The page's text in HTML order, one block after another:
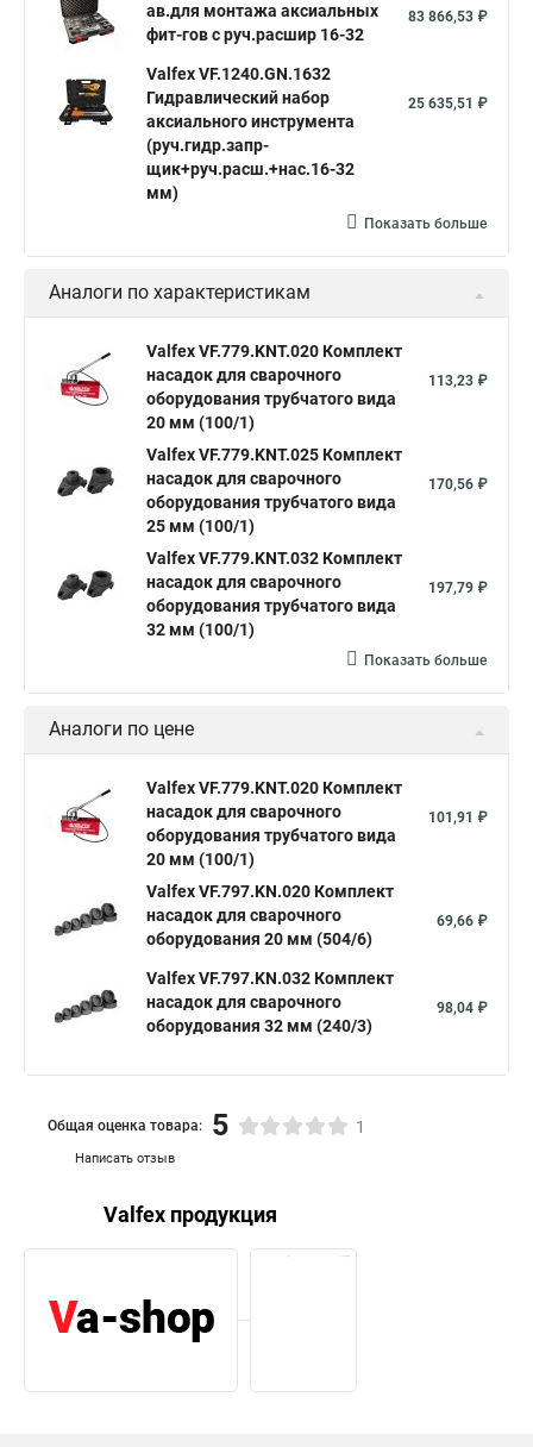
ав.для монтажа аксиальных
фит-гов с руч.расшир 16-32
83 866,53 ₽
Valfex VF.1240.GN.1632
Гидравлический набор
аксиального инструмента
(руч.гидр.запр-
щик+руч.расш.+нас.16-32
мм)
25 635,51 ₽
Показать больше
Аналоги по характеристикам
Valfex VF.779.KNT.020 Комплект
насадок для сварочного
оборудования трубчатого вида
20 мм (100/1)
113,23 ₽
Valfex VF.779.KNT.025 Комплект
насадок для сварочного
оборудования трубчатого вида
25 мм (100/1)
170,56 ₽
Valfex VF.779.KNT.032 Комплект
насадок для сварочного
оборудования трубчатого вида
32 мм (100/1)
197,79 ₽
Показать больше
Аналоги по цене
Valfex VF.779.KNT.020 Комплект
насадок для сварочного
оборудования трубчатого вида
20 мм (100/1)
101,91 ₽
Valfex VF.797.KN.020 Комплект
насадок для сварочного
оборудования 20 мм (504/6)
69,66 ₽
Valfex VF.797.KN.032 Комплект
насадок для сварочного
оборудования 32 мм (240/3)
98,04 ₽
Написать отзыв
Общая оценка товара: 5 1
Valfex продукция